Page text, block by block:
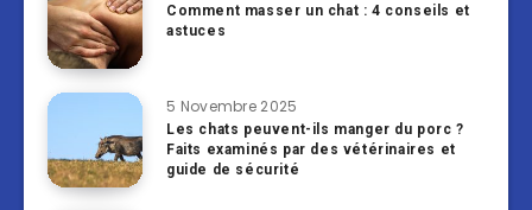
Comment masser un chat : 4 conseils et
astuces
5 Novembre 2025
Les chats peuvent-ils manger du porc ?
Faits examinés par des vétérinaires et
guide de sécurité